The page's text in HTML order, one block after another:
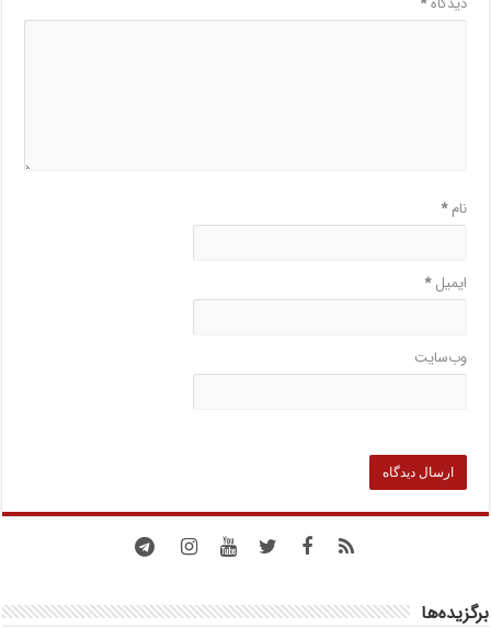
نام*
ایمیل*
وب‌سایت
برگزیده‌ها